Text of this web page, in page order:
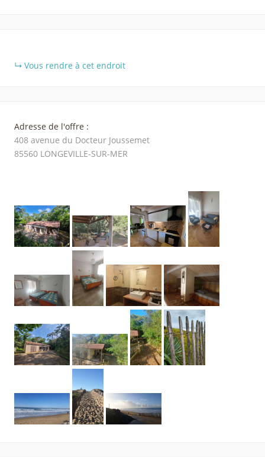
Vous rendre à cet endroit
Adresse de l'offre :
408 avenue du Docteur Joussemet
85560 LONGEVILLE-SUR-MER